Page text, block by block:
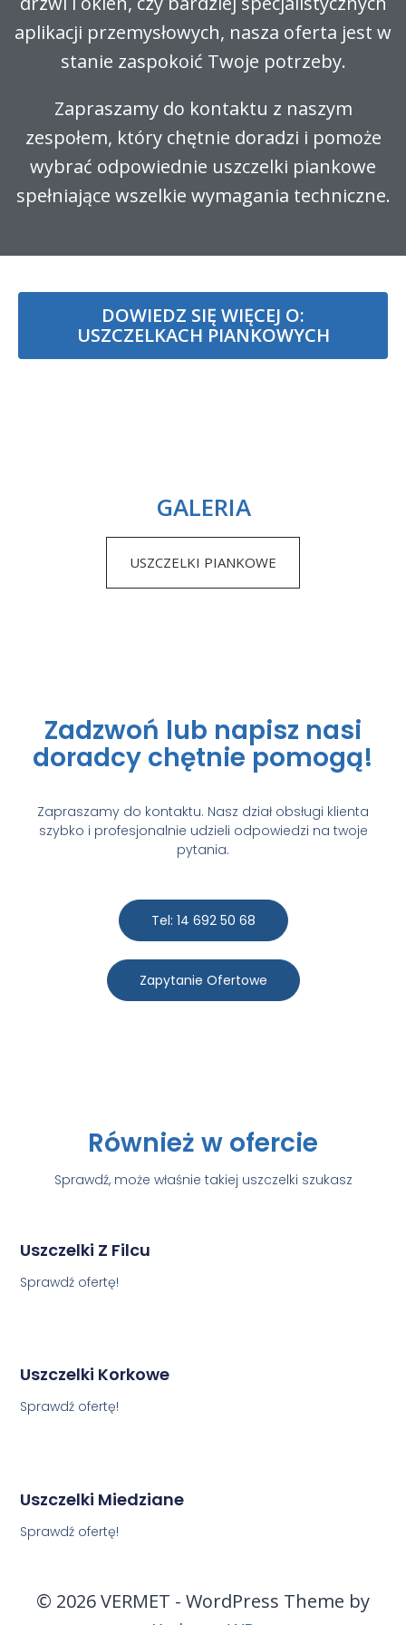
aplikacji przemysłowych, nasza oferta jest w
stanie zaspokoić Twoje potrzeby.
Zapraszamy do kontaktu z naszym
zespołem, który chętnie doradzi i pomoże
wybrać odpowiednie uszczelki piankowe
spełniające wszelkie wymagania techniczne.
DOWIEDZ SIĘ WIĘCEJ O:
USZCZELKACH PIANKOWYCH
GALERIA
USZCZELKI PIANKOWE
Zadzwoń lub napisz nasi
doradcy chętnie pomogą!
Zapraszamy do kontaktu. Nasz dział obsługi klienta
szybko i profesjonalnie udzieli odpowiedzi na twoje
pytania.
Tel: 14 692 50 68
Zapytanie Ofertowe
Również w ofercie
Sprawdź, może właśnie takiej uszczelki szukasz
Uszczelki Z Filcu
Sprawdź ofertę!
Uszczelki Korkowe
Sprawdź ofertę!
Uszczelki Miedziane
Sprawdź ofertę!
© 2026 VERMET - WordPress Theme by